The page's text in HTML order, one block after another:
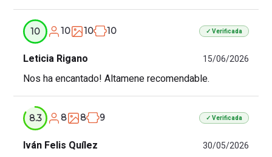
10 10 10 10 ✓ Verificada
Leticia Rigano 15/06/2026
Nos ha encantado! Altamene recomendable.
8.3 8 8 9 ✓ Verificada
Iván Felis Quílez 30/05/2026